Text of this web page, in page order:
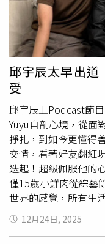
元，最終將17年、累
2020年她重返歌壇
名音樂人小蟲發生
章小蕙離婚後，
系資料照）港星鍾鎮
加上前妻章小蕙的開
港元（約新台幣7億元
間，他需將大半收入
力。所幸現任妻子范
飾相助，最終於2006
王俐人（右）上月在
間飆高，（圖／
業，因投資餐廳失利
達2千萬元債務。不
播，討論度瞬間飆高
與小7歲丈夫林琮軒
邱宇辰太早出道
受
邱宇辰上Podcast節
Yuyu自剖心境，從面
掙扎，到如今更懂得
交情，看著好友翻紅
迭起！超級佩服他的
僅15歲小鮮肉從綜藝
世界的感覺，所有生
到現在，當時沒有辦
平，一直被逼迫著長
12月24日, 2025